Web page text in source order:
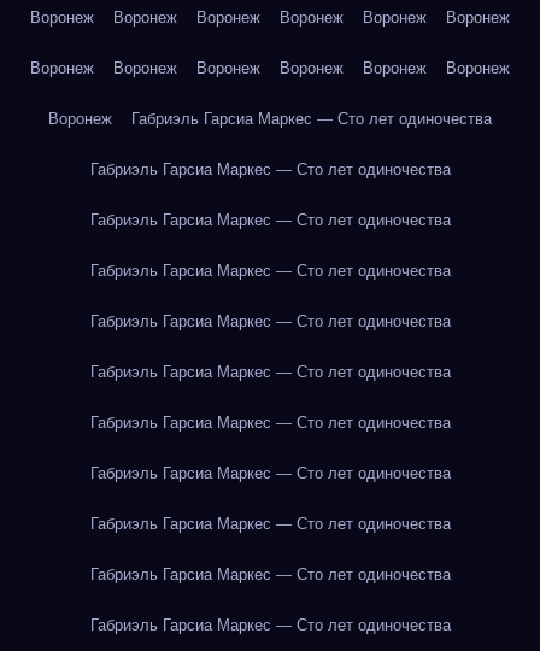
Воронеж Воронеж Воронеж Воронеж Воронеж Воронеж
Воронеж Воронеж Воронеж Воронеж Воронеж Воронеж
Воронеж Габриэль Гарсиа Маркес — Сто лет одиночества
Габриэль Гарсиа Маркес — Сто лет одиночества
Габриэль Гарсиа Маркес — Сто лет одиночества
Габриэль Гарсиа Маркес — Сто лет одиночества
Габриэль Гарсиа Маркес — Сто лет одиночества
Габриэль Гарсиа Маркес — Сто лет одиночества
Габриэль Гарсиа Маркес — Сто лет одиночества
Габриэль Гарсиа Маркес — Сто лет одиночества
Габриэль Гарсиа Маркес — Сто лет одиночества
Габриэль Гарсиа Маркес — Сто лет одиночества
Габриэль Гарсиа Маркес — Сто лет одиночества